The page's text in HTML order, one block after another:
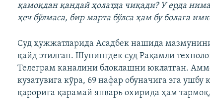
қамоқдан қандай ҳолатда чиқади? У ерда
ҳеч бўлмаса, бир марта бўлса ҳам бу болага
Суд ҳужжатларида Асадбек нашида
қайд этилган. Шунингдек суд Рақамли
Телеграм каналини блоклашни юклатган.
кузатувига кўра, 69 нафар обуначига эга ушбу
қарорига қарамай январь охирида ҳам